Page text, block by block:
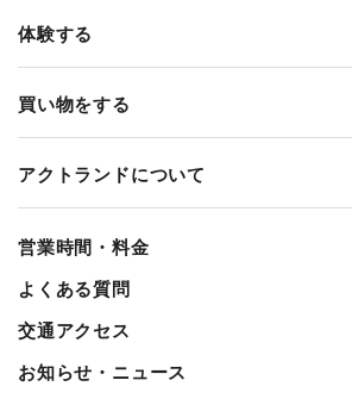
体験する
買い物をする
アクトランドについて
営業時間・料金
よくある質問
交通アクセス
お知らせ・ニュース